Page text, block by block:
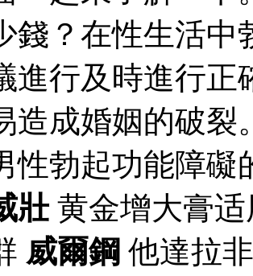
錢？在性生活
進行及時進行正
造成婚姻的破裂
性勃起功能障礙
壯黄金增大膏适
威爾鋼 他達拉